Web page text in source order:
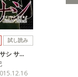
試し読み
シ サ…